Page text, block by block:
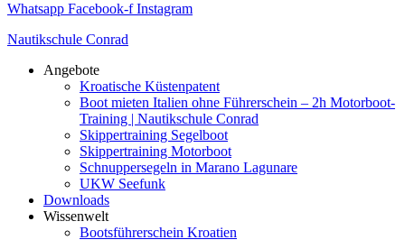
Whatsapp Facebook-f Instagram
Nautikschule Conrad
Angebote
Kroatische Küstenpatent
Boot mieten Italien ohne Führerschein – 2h Motorboot-
Training | Nautikschule Conrad
Skippertraining Segelboot
Skippertraining Motorboot
Schnuppersegeln in Marano Lagunare
UKW Seefunk
Downloads
Wissenwelt
Bootsführerschein Kroatien